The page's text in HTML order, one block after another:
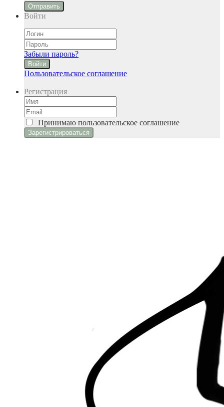
Отправить
Войти
Забыли пароль?
Войти
Пользовательское соглашение
Регистрация
Принимаю пользовательское соглашение